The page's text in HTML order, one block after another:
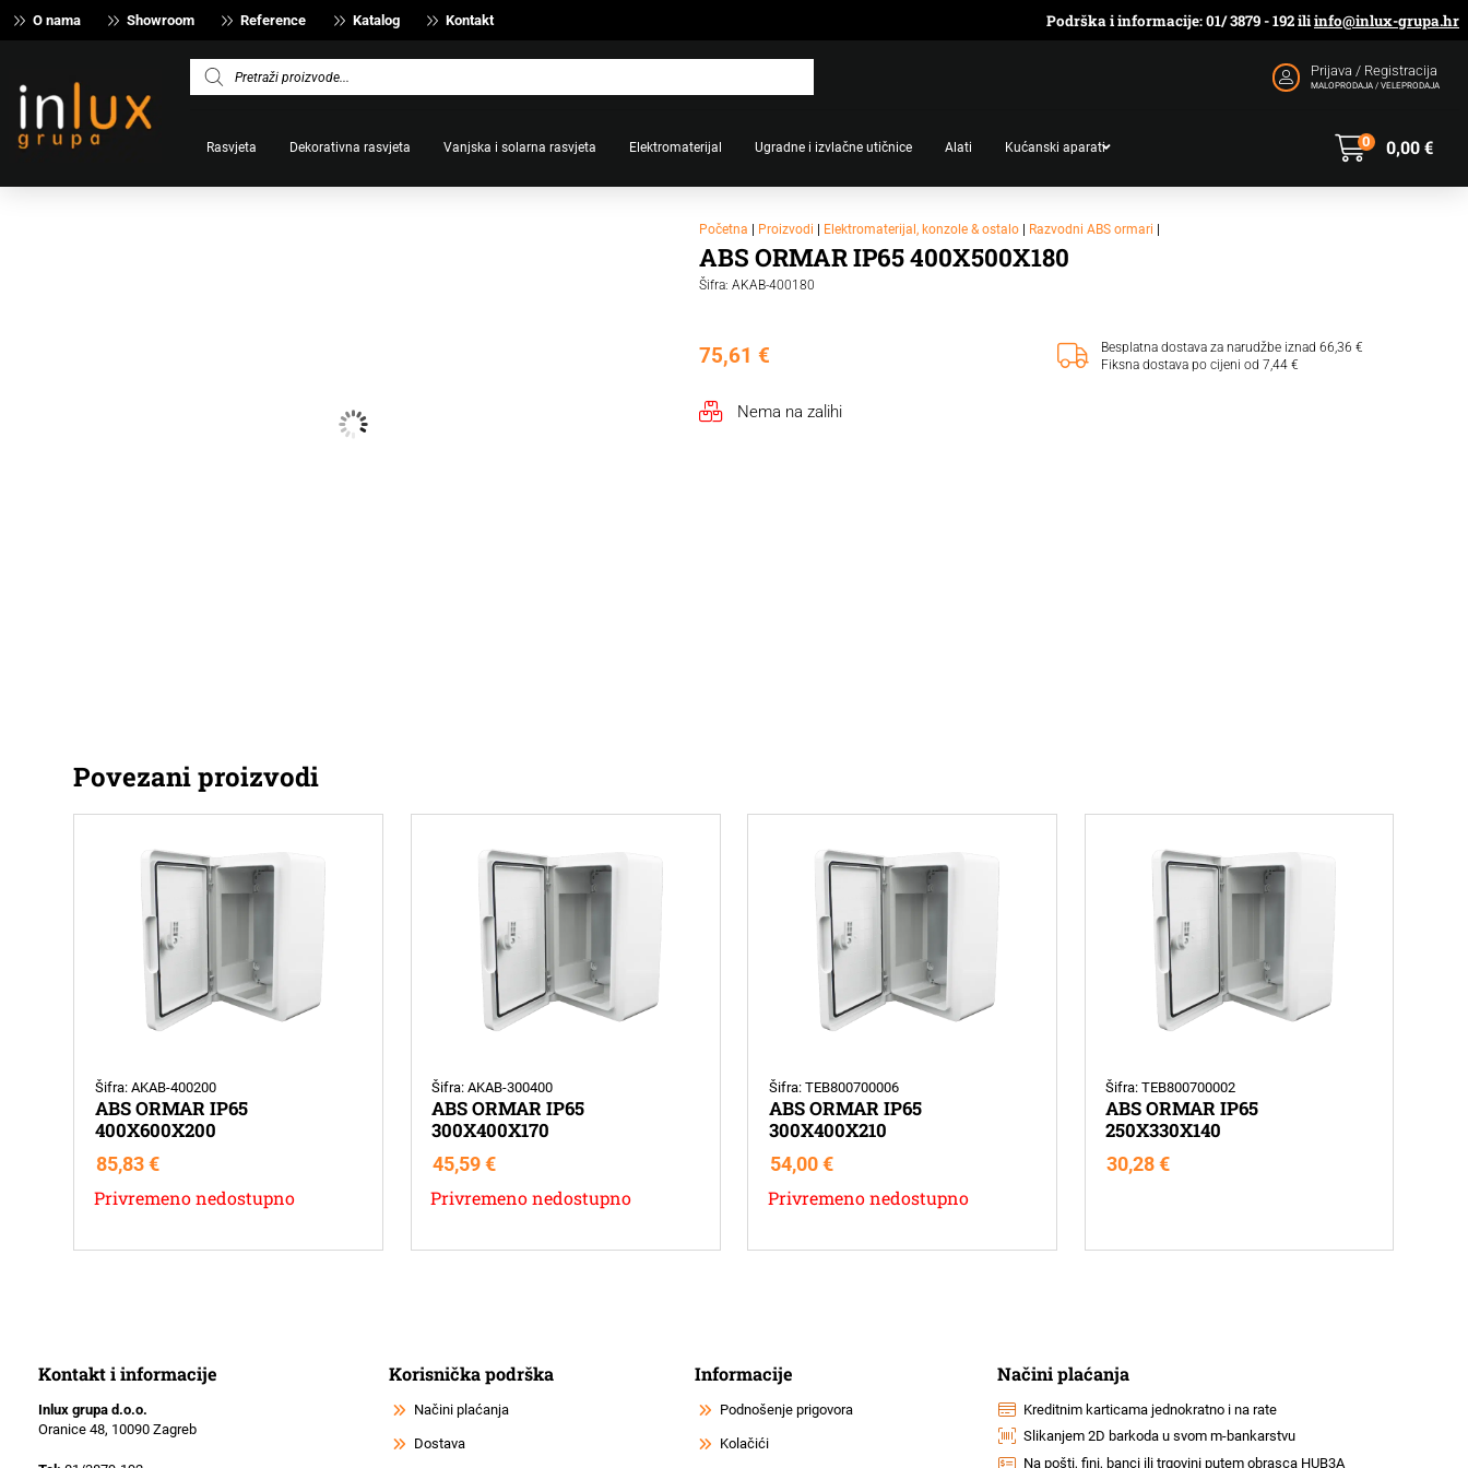
O nama Showroom Reference Katalog Kontakt Podrška i informacije: 01/ 3879 - 192 iliinfo@inlux-grupa.hr
Products
search
Prijava / Registracija
MALOPRODAJA / VELEPRODAJA
Rasvjeta Dekorativna rasvjeta Vanjska i solarna rasvjeta Elektromaterijal Ugradne i izvlačne utičnice Alati Kućanski aparati 0,00€
0
Početna | Proizvodi | Elektromaterijal, konzole & ostalo | Razvodni ABS ormari |
ABS ORMAR IP65 400X500X180
Šifra: AKAB-400180
75,61€
Besplatna dostava za narudžbe iznad 66,36 €
Fiksna dostava po cijeni od 7,44 €
Nema na zalihi
Povezani proizvodi
Šifra: AKAB-400200
ABS ORMAR IP65
400X600X200
85,83 €
Privremeno nedostupno
Šifra: AKAB-300400
ABS ORMAR IP65
300X400X170
45,59€
Privremeno nedostupno
Šifra: TEB800700006
ABS ORMAR IP65
300X400X210
54,00 €
Privremeno nedostupno
Šifra: TEB800700002
ABS ORMAR IP65
250X330X140
30,28€
Kontakt i informacije
Inlux grupa d.o.o.
Oranice 48, 10090 Zagreb
Korisnička podrška
Načini plaćanja
Dostava
Informacije
Podnošenje prigovora
Kolačići
Načini plaćanja
Kreditnim karticama jednokratno i na rate
Slikanjem 2D barkoda u svom m-bankarstvu
Na pošti, fini, banci ili trgovini putem obrasca HUB3A